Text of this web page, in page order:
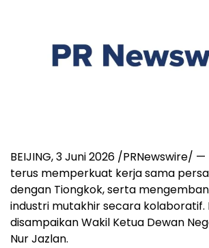
BEIJING, 3 Juni 2026 /PRNewswire/
terus memperkuat kerja sama
dengan Tiongkok, serta
industri mutakhir secara kolaboratif.
disampaikan Wakil Ketua Dewan
Nur Jazlan.